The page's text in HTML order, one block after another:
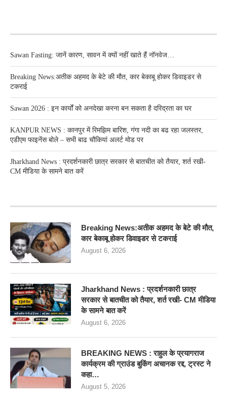
Sawan Fasting: जानें कारण, सावन में क्यों नहीं खाते हैं नॉनवेज…
Breaking News:अतीक अहमद के बेटे की मौत, कार बेकाबू होकर डिवाइडर से
टकराई
Sawan 2026 : इन कार्यों को अनदेखा करना बन सकता है दरिद्रता का घर
KANPUR NEWS : कानपुर में रिमझिम बारिश, गंगा नदी का बढ रहा जलस्तर,
एडीएम फाइनेंस बोले – सभी बाढ चौकियां अलर्ट मोड पर
Jharkhand News : प्रदर्शनकारी छात्र सरकार से बातचीत को तैयार, शर्त रखी-
CM मीडिया के सामने बात करें
Breaking News:अतीक अहमद के बेटे की मौत,
कार बेकाबू होकर डिवाइडर से टकराई
August 6, 2026
Jharkhand News : प्रदर्शनकारी छात्र
सरकार से बातचीत को तैयार, शर्त रखी- CM मीडिया
के सामने बात करें
August 6, 2026
BREAKING NEWS : राहुल के प्रयागराज
कार्यक्रम की ग्राउंड बुकिंग अचानक रद्द, ट्रस्ट ने
कहा…
August 5, 2026